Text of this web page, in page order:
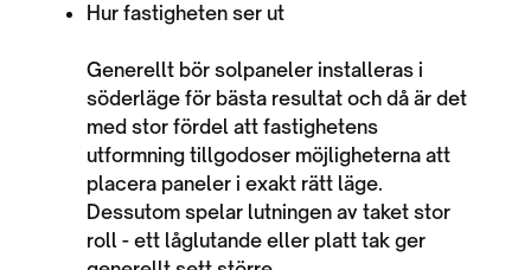
Hur fastigheten ser ut
Generellt bör solpaneler installeras i
söderläge för bästa resultat och då är det
med stor fördel att fastighetens
utformning tillgodoser möjligheterna att
placera paneler i exakt rätt läge.
Dessutom spelar lutningen av taket stor
roll - ett låglutande eller platt tak ger